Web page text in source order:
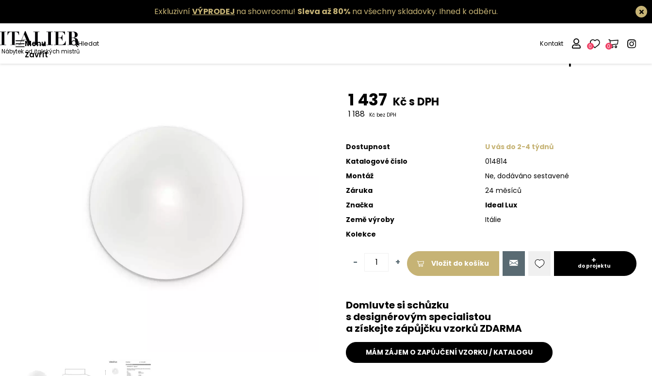
ExkluzivníVÝPRODEJ na showroomu! Sleva až 80% na všechny skladovky. Ihned k odběru.
Menu
Zavřít
Hledat
Nábytek od italských mistrů
Kontakt 0 0
1 437 Kč s DPH
1 188 Kč bez DPH
Dostupnost
U vás do 2-4 týdnů
Katalogové číslo
014814
Montáž
Ne, dodáváno sestavené
Záruka
24 měsíců
Značka
Ideal Lux
Země výroby
Itálie
Kolekce
- + Vložit do košíku do projektu
Domluvte si schůzku
s designérovým specialistou
a získejte zápůjčku vzorků ZDARMA
MÁM ZÁJEM O ZAPŮJČENÍ VZORKU / KATALOGU